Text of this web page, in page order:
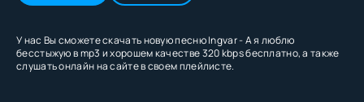
У нас Вы сможете скачать новую песню Ingvar - А я люблю
бесстыжую в mp3 и хорошем качестве 320 kbps бесплатно, а также
слушать онлайн на сайте в своем плейлисте.